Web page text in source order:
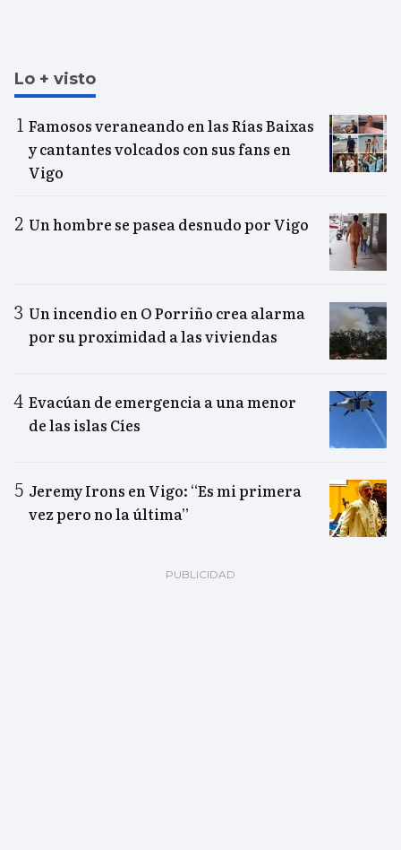
Lo + visto
Famosos veraneando en las Rías Baixas
y cantantes volcados con sus fans en
Vigo
Un hombre se pasea desnudo por Vigo
Un incendio en O Porriño crea alarma
por su proximidad a las viviendas
Evacúan de emergencia a una menor
de las islas Cíes
Jeremy Irons en Vigo: “Es mi primera
vez pero no la última”